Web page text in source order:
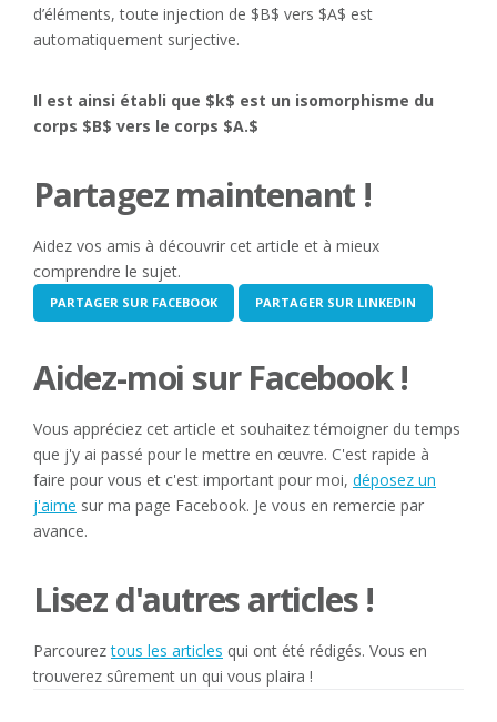
d’éléments, toute injection de $B$ vers $A$ est
automatiquement surjective.
Il est ainsi établi que $k$ est un isomorphisme du
corps $B$ vers le corps $A.$
Partagez maintenant !
Aidez vos amis à découvrir cet article et à mieux
comprendre le sujet.
PARTAGER SUR FACEBOOK PARTAGER SUR LINKEDIN
Aidez-moi sur Facebook !
Vous appréciez cet article et souhaitez témoigner du temps
que j'y ai passé pour le mettre en œuvre. C'est rapide à
faire pour vous et c'est important pour moi, déposez un
j'aime sur ma page Facebook. Je vous en remercie par
avance.
Lisez d'autres articles !
Parcoureztous les articles qui ont été rédigés. Vous en
trouverez sûrement un qui vous plaira !